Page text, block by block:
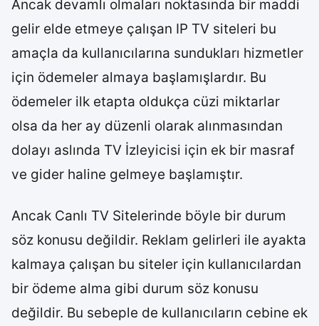
Ancak devamlı olmaları noktasında bir maddi
gelir elde etmeye çalışan IP TV siteleri bu
amaçla da kullanıcılarına sundukları hizmetler
için ödemeler almaya başlamışlardır. Bu
ödemeler ilk etapta oldukça cüzi miktarlar
olsa da her ay düzenli olarak alınmasından
dolayı aslında TV İzleyicisi için ek bir masraf
ve gider haline gelmeye başlamıştır.
Ancak Canlı TV Sitelerinde böyle bir durum
söz konusu değildir. Reklam gelirleri ile ayakta
kalmaya çalışan bu siteler için kullanıcılardan
bir ödeme alma gibi durum söz konusu
değildir. Bu sebeple de kullanıcıların cebine ek